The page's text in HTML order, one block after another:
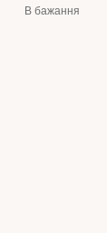
В бажання